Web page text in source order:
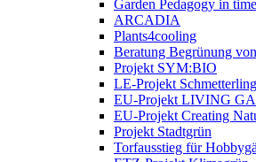
Garden Pedagogy in
ARCADIA
Plants4cooling
Beratung Begrünung
Projekt SYM:BIO
LE-Projekt
EU-Projekt LIVING
EU-Projekt Creating
Projekt Stadtgrün
Torfausstieg für